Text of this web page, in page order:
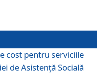
cost pentru serviciile
de Asistență Socială